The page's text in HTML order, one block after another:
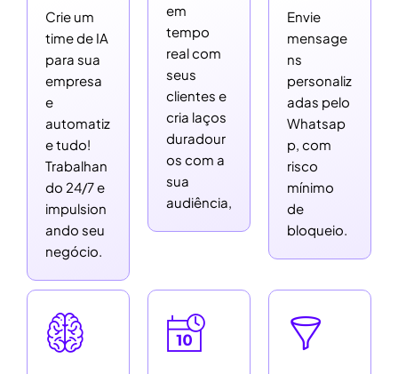
Crie um
time de IA
para sua
empresa
e
automatiz
e tudo!
Trabalhan
do 24/7 e
impulsion
ando seu
negócio.
em
tempo
real com
seus
clientes e
cria laços
duradour
os com a
sua
audiência,
Envie
mensage
ns
personaliz
adas pelo
Whatsap
p, com
risco
mínimo
de
bloqueio.